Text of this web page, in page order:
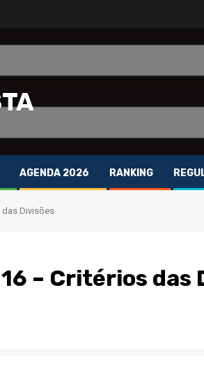
AGENDA 2026 RANKING
das Divisões
– Critérios das